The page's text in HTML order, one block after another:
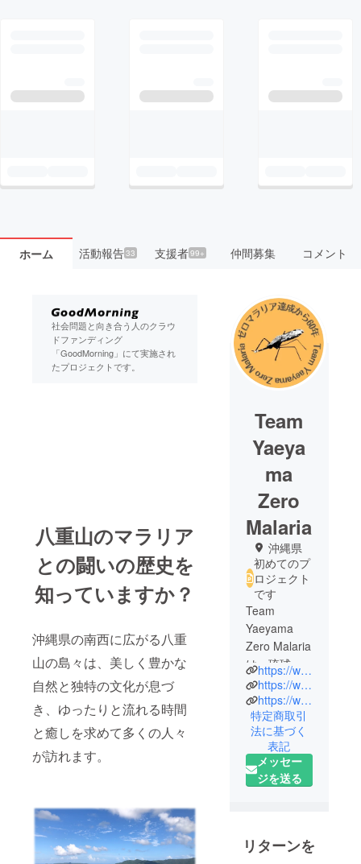
ホーム 活動報告33 支援者99+ 仲間募集 コメント
社会問題と向き合う人のクラウ
ドファンディング
「GoodMorning」にて実施され
たプロジェクトです。
八重山のマラリア
との闘いの歴史を
知っていますか？
沖縄県の南西に広がる八重
山の島々は、美しく豊かな
自然と独特の文化が息づ
き、ゆったりと流れる時間
と癒しを求めて多くの人々
が訪れます。
Team
Yaeya
ma
Zero
Malaria
沖縄県
初めてのプ
ロジェクト
です
Team
Yaeyama
Zero Malaria
は、琉球大
学の有志か
らなる、学
際的なteam
です。ま
た、本プロ
ジェクトは
琉球大学初
ファンディ
ングプロ
https://www.facebook.com/team_yaeyama_zero_malaria_2022
https://www.instagram.com/team_yaeyama_zero_malaria
https://www.u-ryukyu.ac.jp
特定商取引
法に基づく
表記
メッセー
ジを送る
リターンを